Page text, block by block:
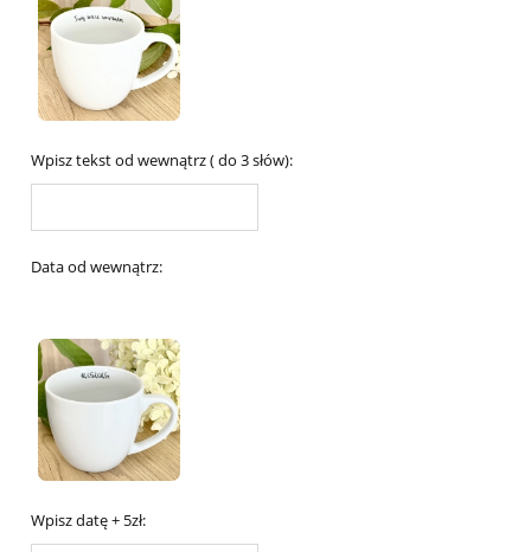
Wpisz tekst od wewnątrz ( do 3 słów):
Data od wewnątrz:
Wpisz datę + 5zł: